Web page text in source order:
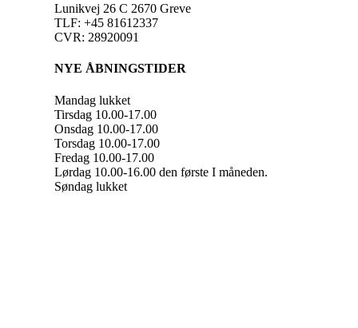
Lunikvej 26 C 2670 Greve
TLF: +45 81612337
CVR: 28920091
NYE ÅBNINGSTIDER
Mandag lukket
Tirsdag 10.00-17.00
Onsdag 10.00-17.00
Torsdag 10.00-17.00
Fredag 10.00-17.00
Lørdag 10.00-16.00 den første I måneden.
Søndag lukket